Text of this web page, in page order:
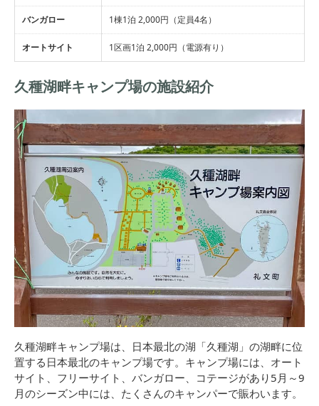
バンガロー 1棟1泊 2,000円（定員4名）
オートサイト 1区画1泊 2,000円（電源有り）
久種湖畔キャンプ場の施設紹介
久種湖畔キャンプ場は、日本最北の湖「久種湖」の湖畔に位
置する日本最北のキャンプ場です。キャンプ場には、オート
サイト、フリーサイト、バンガロー、コテージがあり5月～9
月のシーズン中には、たくさんのキャンパーで賑わいます。